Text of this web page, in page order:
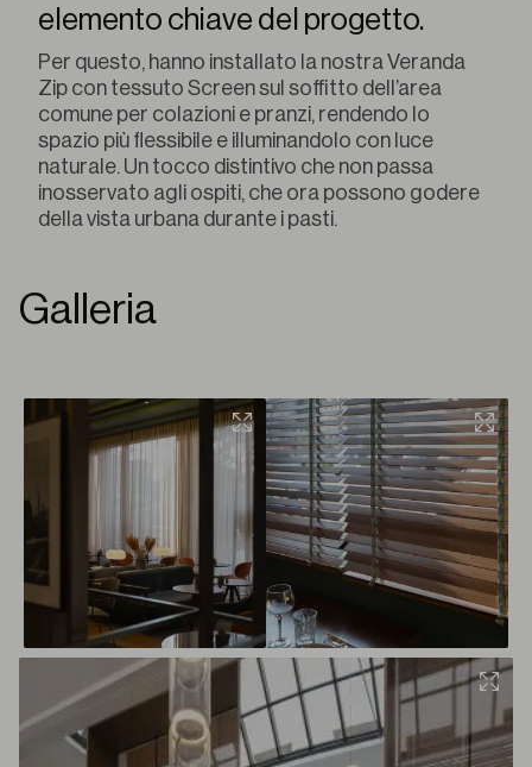
elemento chiave del progetto.
Per questo, hanno installato la nostra Veranda
Zip con tessuto Screen sul soffitto dell’area
comune per colazioni e pranzi, rendendo lo
spazio più flessibile e illuminandolo con luce
naturale. Un tocco distintivo che non passa
inosservato agli ospiti, che ora possono godere
della vista urbana durante i pasti.
Galleria